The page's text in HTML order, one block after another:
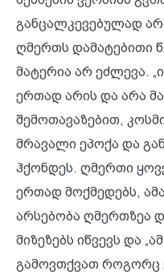
განცალკევებულად
ღმერთს დამატებითი
მატერია არ ეძლევა.
ერთად არის და არა
შემოთავაზებით,
მრავალი ეპოქა და
ჰქონდეს. ღმერთი
ერთად მოქმედებს,
არსებობა ღმერთზეა
მიზეზებს იწვევს და
გამოვთქვათ როგორც